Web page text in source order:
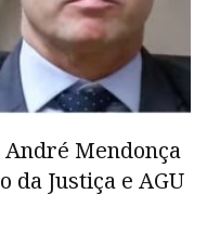
André Mendonça
Justiça e AGU